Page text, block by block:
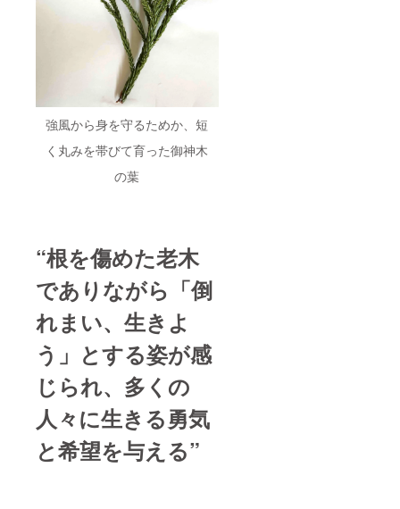
強風から身を守るためか、短
く丸みを帯びて育った御神木
の葉
“根を傷めた老木
でありながら 「倒
れまい、生きよ
う」とする姿が感
じられ、 多くの
人々に生きる勇気
と希望を与える”